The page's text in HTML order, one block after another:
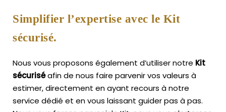
Simplifier l’expertise avec le Kit
sécurisé.
Nous vous proposons également d’utiliser notre Kit
sécuriséafin de nous faire parvenir vos valeurs à
estimer, directement en ayant recours à notre
service dédié et en vous laissant guider pas à pas.